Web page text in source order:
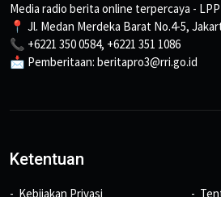
Media radio berita online terpercaya - LPP
📍 Jl. Medan Merdeka Barat No.4-5,
📞 +6221 350 0584, +6221 351 1086
📩 Pemberitaan: beritapro3@rri.go.id
Ketentuan
Kebijakan Privasi